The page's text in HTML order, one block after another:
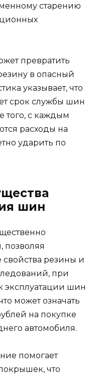
старению
превратить
в опасный
указывает, что
срок службы шин
того, с каждым
расходы на
ударить по
шин
позволяя
резины и
при
эксплуатации шин
может означать
на покупке
автомобиля.
помогает
что